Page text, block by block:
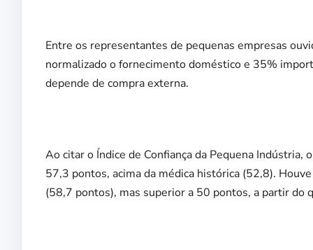
Entre os representantes de pequenas empresas
normalizado o fornecimento doméstico e 35%
depende de compra externa.
Ao citar o Índice de Confiança da Pequena
57,3 pontos, acima da médica histórica (52,8).
(58,7 pontos), mas superior a 50 pontos, a partir do